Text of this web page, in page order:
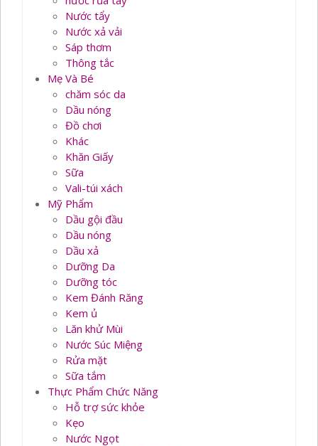
Nước tẩy
Nước xả vải
Sáp thơm
Thông tắc
Mẹ Và Bé
chăm sóc da
Dầu nóng
Đồ chơi
Khác
Khăn Giấy
Sữa
Vali-túi xách
Mỹ Phẩm
Dầu gội đầu
Dầu nóng
Dầu xả
Dưỡng Da
Dưỡng tóc
Kem Đánh Răng
Kem ủ
Lăn khử Mùi
Nước Súc Miệng
Rửa mặt
Sữa tắm
Thực Phẩm Chức Năng
Hỗ trợ sức khỏe
Kẹo
Nước Ngọt